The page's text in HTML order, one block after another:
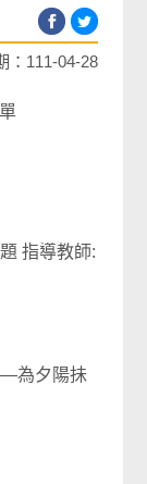
：111-04-28
指導教師:
―為夕陽抺